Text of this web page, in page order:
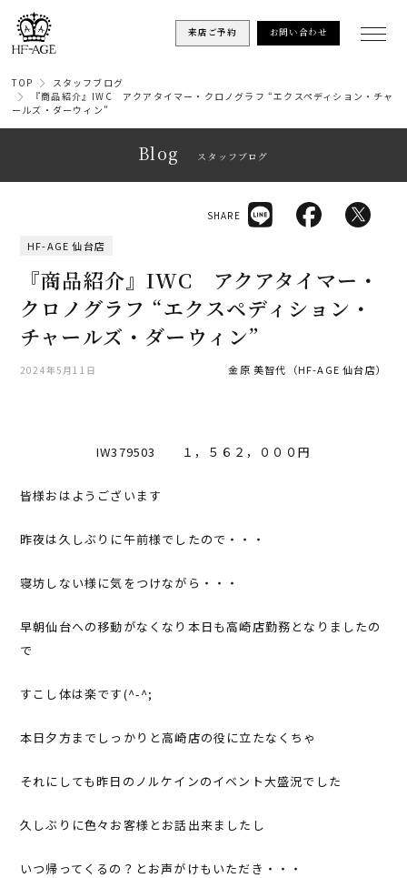
来店ご予約 お問い合わせ
TOP
スタッフブログ
『商品紹介』IWC アクアタイマー・クロノグラフ “エクスペディション・チャ
ールズ・ダーウィン”
Blog スタッフブログ
HF-AGE 仙台店
『商品紹介』IWC アクアタイマー・
クロノグラフ “エクスペディション・
チャールズ・ダーウィン”
2024年5月11日 金原 美智代（HF-AGE 仙台店）
SHARE
IW379503 １，５６２，０００円
皆様おはようございます
昨夜は久しぶりに午前様でしたので・・・
寝坊しない様に気をつけながら・・・
早朝仙台への移動がなくなり本日も高崎店勤務となりましたの
で
すこし体は楽です(^-^;
本日夕方までしっかりと高崎店の役に立たなくちゃ
それにしても昨日のノルケインのイベント大盛況でした
久しぶりに色々お客様とお話出来ましたし
いつ帰ってくるの？とお声がけもいただき・・・